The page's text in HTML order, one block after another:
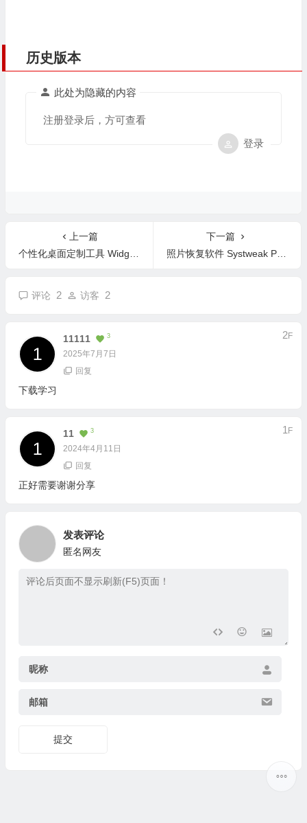
历史版本
此处为隐藏的内容
注册登录后，方可查看
登录
上一篇
个性化桌面定制工具 Widgets v25.7.4.0 中文版
下一篇
照片恢复软件 Systweak Photos Recovery 3.2.0.221 英文版
评论 2 访客 2
11111 3
2025年7月7日
2F
回复
下载学习
11 3
2024年4月11日
1 F
回复
正好需要谢谢分享
发表评论
匿名网友
昵称
邮箱
提交